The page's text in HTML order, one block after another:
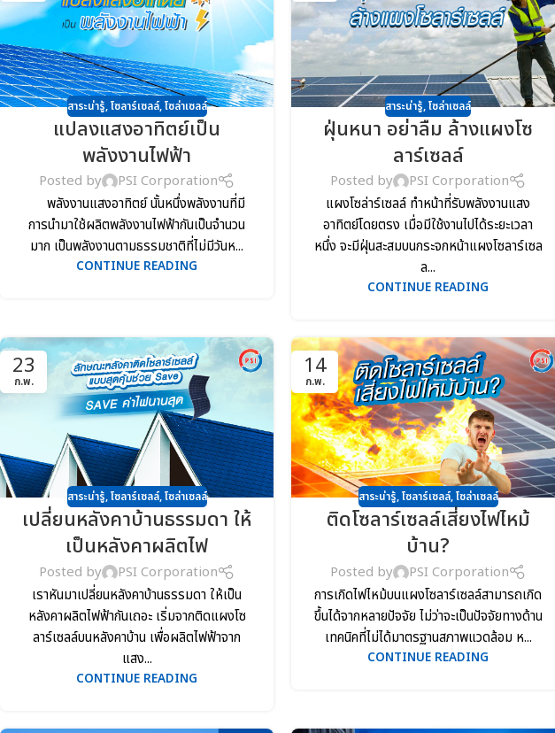
สาระน่ารู้,โซลาร์เซลล์,โซล่าเซลล์
แปลงแสงอาทิตย์เป็น
พลังงานไฟฟ้า
Posted by
PSI Corporation
พลังงานแสงอาทิตย์ นั้นหนึ่งพลังงานที่มี
การนำมาใช้ผลิตพลังงานไฟฟ้ากันเป็นจำนวน
มาก เป็นพลังงานตามธรรมชาติที่ไม่มีวันห...
CONTINUE READING
สาระน่ารู้,โซล่าเซลล์
ฝุ่นหนา อย่าลืม ล้างแผงโซ
ลาร์เซลล์
Posted by
PSI Corporation
แผงโซล่าร์เซลล์ ทำหน้าที่รับพลังงานแสง
อาทิตย์โดยตรง เมื่อมีใช้งานไปได้ระยะเวลา
หนึ่ง จะมีฝุ่นสะสมบนกระจกหน้าแผงโซลาร์เซล
ล...
CONTINUE READING
23
ก.พ.
สาระน่ารู้,โซลาร์เซลล์,โซล่าเซลล์
เปลี่ยนหลังคาบ้านธรรมดา ให้
เป็นหลังคาผลิตไฟ
Posted by
PSI Corporation
เราหันมาเปลี่ยนหลังคาบ้านธรรมดา ให้เป็น
หลังคาผลิตไฟฟ้ากันเถอะ เริ่มจากติดแผงโซ
ลาร์เซลล์บนหลังคาบ้าน เพื่อผลิตไฟฟ้าจาก
แสง...
CONTINUE READING
14
ก.พ.
สาระน่ารู้,โซลาร์เซลล์,โซล่าเซลล์
ติดโซลาร์เซลล์เสี่ยงไฟไหม้
บ้าน?
Posted by
PSI Corporation
การเกิดไฟไหม้บนแผงโซลาร์เซลล์สามารถเกิด
ขึ้นได้จากหลายปัจจัย ไม่ว่าจะเป็นปัจจัยทางด้าน
เทคนิคที่ไม่ได้มาตรฐานสภาพแวดล้อม ห...
CONTINUE READING